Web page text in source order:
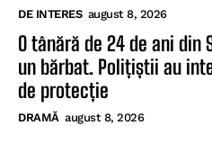
DE INTERES august 8, 2026
O tânără de 24 de ani
un bărbat. Polițiștii au
de protecție
DRAMĂ august 8, 2026